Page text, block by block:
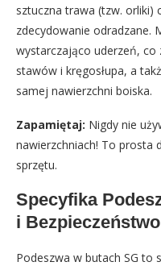
sztuczna trawa (tzw. orliki)
zdecydowanie odradzane.
wystarczająco uderzeń, co
stawów i kręgosłupa, a
samej nawierzchni boiska.
Zapamiętaj: Nigdy nie
nawierzchniach! To prosta
sprzętu.
Specyfika
i
Podeszwa w butach SG to